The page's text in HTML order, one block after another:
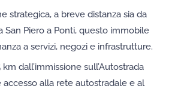
strategica, a breve distanza sia da
San Piero a Ponti, questo immobile
a servizi, negozi e infrastrutture.
dall’immissione sull’Autostrada
accesso alla rete autostradale e al